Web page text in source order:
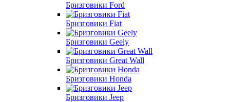
Бризговики Ford
Бризговики Fiat
Бризговики Geely
Бризговики Great Wall
Бризговики Honda
Бризговики Jeep